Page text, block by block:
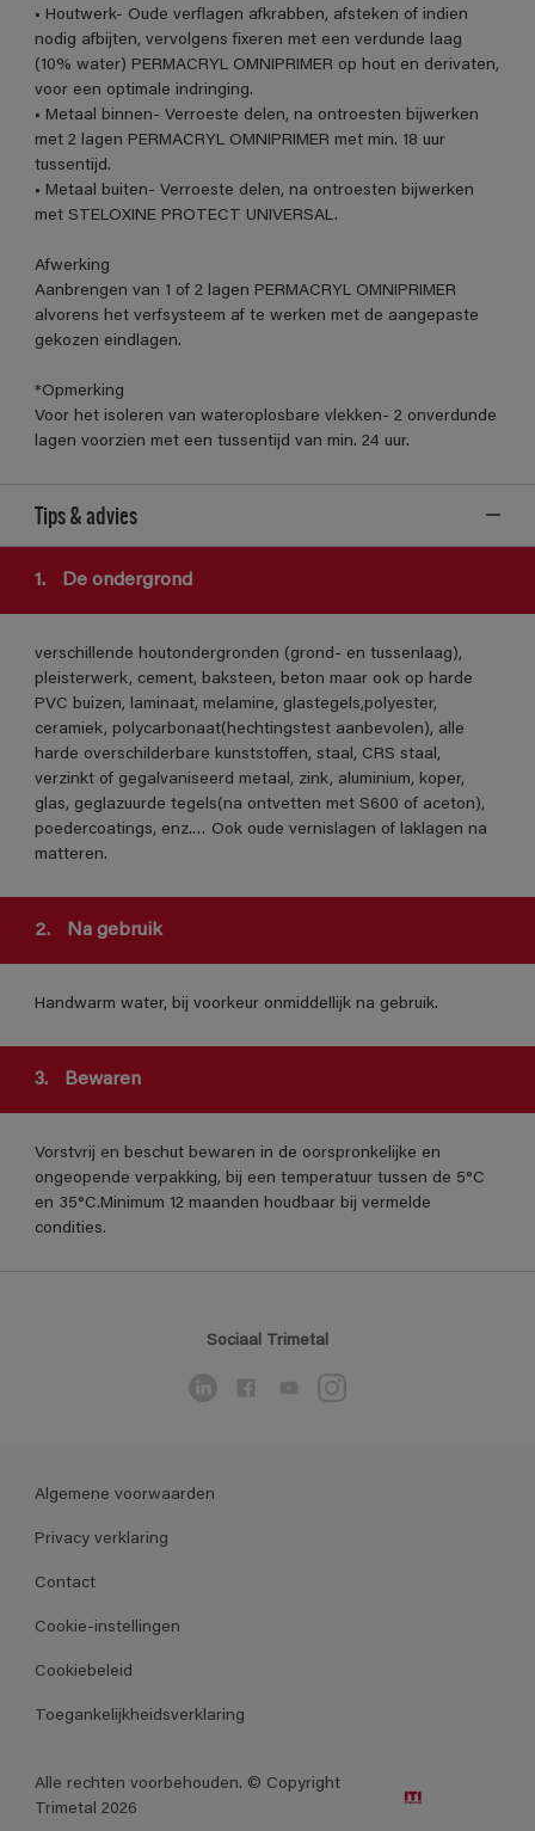
• Houtwerk- Oude verflagen afkrabben, afsteken of indien
nodig afbijten, vervolgens fixeren met een verdunde laag
(10% water) PERMACRYL OMNIPRIMER op hout en derivaten,
voor een optimale indringing.
• Metaal binnen- Verroeste delen, na ontroesten bijwerken
met 2 lagen PERMACRYL OMNIPRIMER met min. 18 uur
tussentijd.
• Metaal buiten- Verroeste delen, na ontroesten bijwerken
met STELOXINE PROTECT UNIVERSAL.
Afwerking
Aanbrengen van 1 of 2 lagen PERMACRYL OMNIPRIMER
alvorens het verfsysteem af te werken met de aangepaste
gekozen eindlagen.
*Opmerking
Voor het isoleren van wateroplosbare vlekken- 2 onverdunde
lagen voorzien met een tussentijd van min. 24 uur.
Tips & advies
1. De ondergrond
verschillende houtondergronden (grond- en tussenlaag),
pleisterwerk, cement, baksteen, beton maar ook op harde
PVC buizen, laminaat, melamine, glastegels,polyester,
ceramiek, polycarbonaat(hechtingstest aanbevolen), alle
harde overschilderbare kunststoffen, staal, CRS staal,
verzinkt of gegalvaniseerd metaal, zink, aluminium, koper,
glas, geglazuurde tegels(na ontvetten met S600 of aceton),
poedercoatings, enz.… Ook oude vernislagen of laklagen na
matteren.
2. Na gebruik
Handwarm water, bij voorkeur onmiddellijk na gebruik.
3. Bewaren
Vorstvrij en beschut bewaren in de oorspronkelijke en
ongeopende verpakking, bij een temperatuur tussen de 5°C
en 35°C.Minimum 12 maanden houdbaar bij vermelde
condities.
Sociaal Trimetal
Algemene voorwaarden
Privacy verklaring
Contact
Cookie-instellingen
Cookiebeleid
Toegankelijkheidsverklaring
Alle rechten voorbehouden. © Copyright
Trimetal 2026